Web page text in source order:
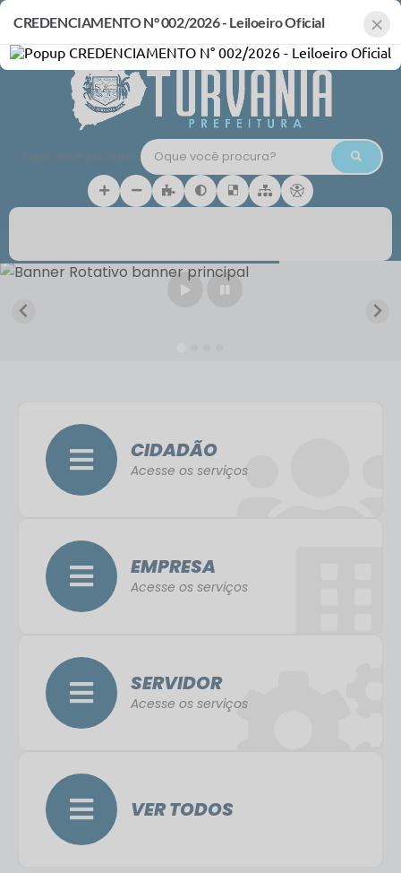
LOGIN / CADASTRO
Acompanhe
CIDADÃO
Acesse os serviços
EMPRESA
Acesse os serviços
SERVIDOR
Acesse os serviços
VER TODOS
×
CREDENCIAMENTO N° 002/2026 - Leiloeiro Oficial